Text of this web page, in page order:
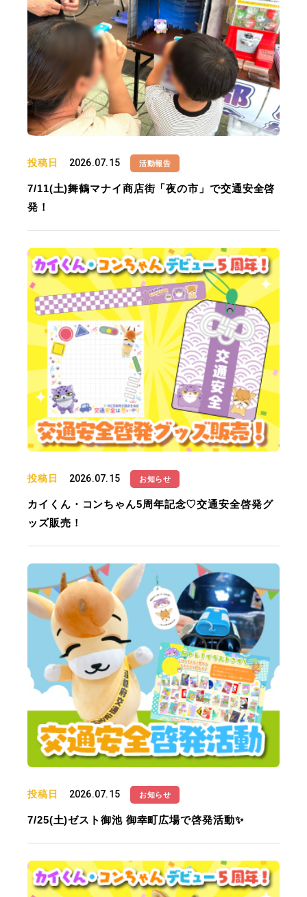
投稿日 2026.07.15 活動報告
7/11(土)舞鶴マナイ商店街「夜の市」で交通安全啓
発！
投稿日 2026.07.15 お知らせ
カイくん・コンちゃん5周年記念♡交通安全啓発グ
ッズ販売！
投稿日 2026.07.15 お知らせ
7/25(土)ゼスト御池 御幸町広場で啓発活動✨